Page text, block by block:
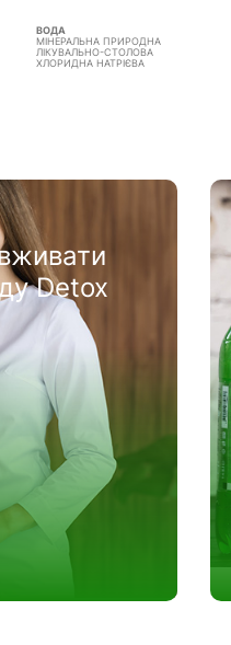
ВОДА
МІНЕРАЛЬНА ПРИРОДНА
ЛІКУВАЛЬНО-СТОЛОВА
ХЛОРИДНА НАТРІЄВА
Detox